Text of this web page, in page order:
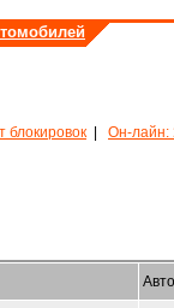
блокировок Он-лайн: